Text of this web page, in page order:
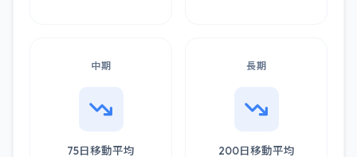
中期
75日移動平均
長期
200日移動平均